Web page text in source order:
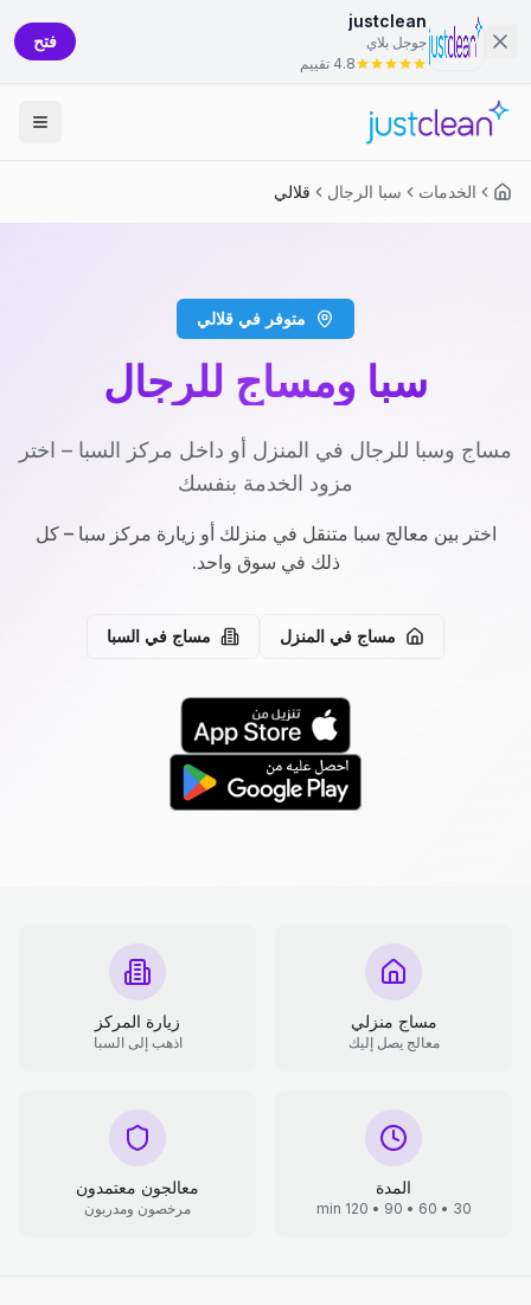
justclean
جوجل بلاي
4.8 تقييم
فتح
الخدمات سبا الرجال قلالي
متوفر في قلالي
سبا ومساج للرجال
مساج وسبا للرجال في المنزل أو داخل مركز السبا – اختر
مزود الخدمة بنفسك
اختر بين معالج سبا متنقل في منزلك أو زيارة مركز سبا – كل
ذلك في سوق واحد.
مساج في المنزل مساج في السبا
مساج منزلي
معالج يصل إليك
زيارة المركز
اذهب إلى السبا
المدة
30 • 60 • 90 • 120 min
معالجون معتمدون
مرخصون ومدربون